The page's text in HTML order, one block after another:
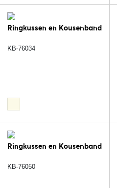
Ringkussen en Kousenband
KB-76034
Ringkussen en Kousenband
KB-76050